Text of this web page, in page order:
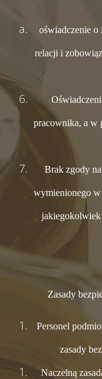
oświadczenie o
relacji i
pracownika, a w
Brak zgody
wymienionego w
jakiegokolwiek
Zasady
Personel
zasady
Naczelną